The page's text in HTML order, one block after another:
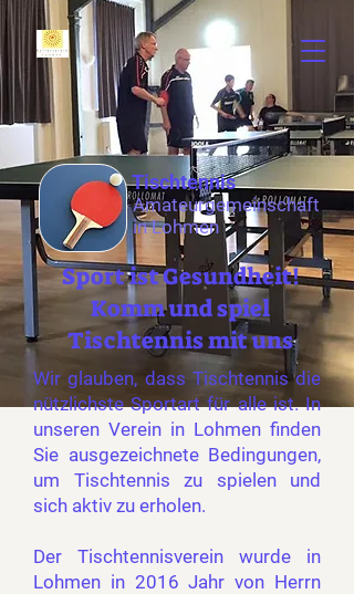
Tischtennis
Amateurgemeinschaft
in Lohmen
Sport ist Gesundheit!
Komm und spiel
Tischtennis mit uns
Wir glauben, dass Tischtennis die
nützlichste Sportart für alle ist. In
unseren Verein in Lohmen finden
Sie ausgezeichnete Bedingungen,
um Tischtennis zu spielen und
sich aktiv zu erholen.
Der Tischtennisverein wurde in
Lohmen in 2016 Jahr von Herrn